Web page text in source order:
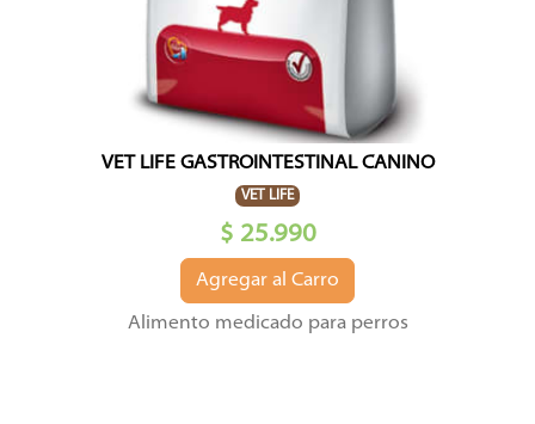
VET LIFE GASTROINTESTINAL CANINO
VET LIFE
$ 25.990
Agregar al Carro
Alimento medicado para perros